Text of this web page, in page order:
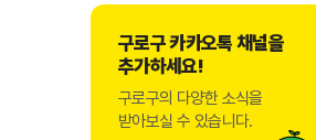
구로구 카카오톡 채널을
추가하세요!
구로구의 다양한 소식을
받아보실 수 있습니다.